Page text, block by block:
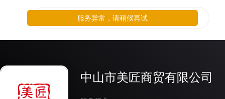
中山市美匠商贸有限公司
服务异常，请稍候再试